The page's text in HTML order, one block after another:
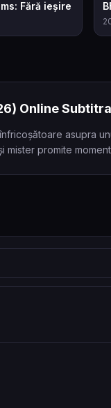
6.9
Fără ieșire
Online
asupra
mister promite